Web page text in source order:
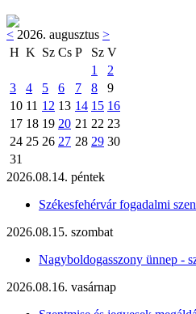
< 2026. augusztus >
H K Sz Cs P Sz V
1
2
3
4 5 6 7 8
9
10 11 12 13 14 15 16
17 18 19 20 21 22 23
24 25 26 27 28 29 30
31
2026.08.14. péntek
Székesfehérvár fogadalmi
2026.08.15. szombat
Nagyboldogasszony ünnep -
2026.08.16. vasárnap